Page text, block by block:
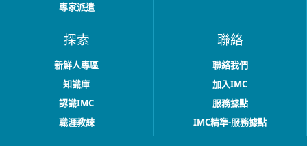
專家派遣
探索
新鮮人專區
知識庫
認識IMC
職涯教練
聯絡
聯絡我們
加入IMC
服務據點
IMC精準-服務據點